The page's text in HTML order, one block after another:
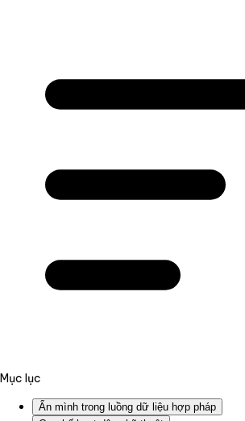
Mục lục
Ẩn mình trong luồng dữ liệu hợp pháp